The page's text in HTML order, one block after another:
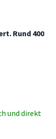
Rund 400
und direkt